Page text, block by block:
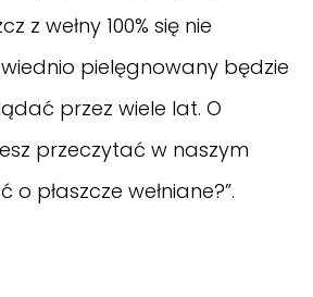
z wełny 100% się nie
pielęgnowany będzie
przez wiele lat. O
przeczytać w naszym
o płaszcze wełniane?”.